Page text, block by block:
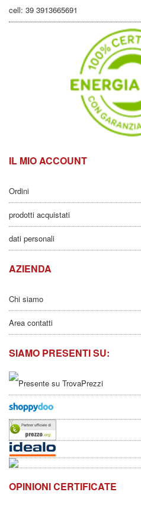
cell: 39 3913665691
IL MIO ACCOUNT
Ordini
prodotti acquistati
dati personali
AZIENDA
Chi siamo
Area contatti
SIAMO PRESENTI SU:
OPINIONI CERTIFICATE